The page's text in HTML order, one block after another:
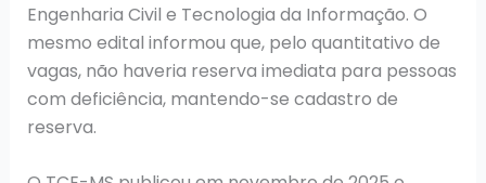
Engenharia Civil e Tecnologia da Informação. O
mesmo edital informou que, pelo quantitativo de
vagas, não haveria reserva imediata para pessoas
com deficiência, mantendo-se cadastro de
reserva.